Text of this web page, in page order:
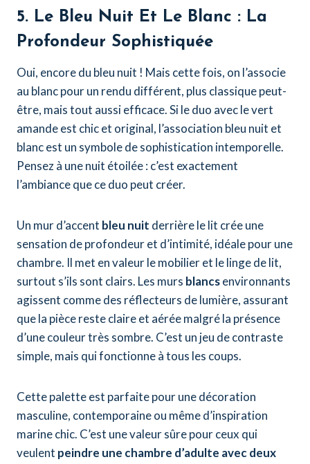
5. Le Bleu Nuit Et Le Blanc : La
Profondeur Sophistiquée
Oui, encore du bleu nuit ! Mais cette fois, on l’associe
au blanc pour un rendu différent, plus classique peut-
être, mais tout aussi efficace. Si le duo avec le vert
amande est chic et original, l’association bleu nuit et
blanc est un symbole de sophistication intemporelle.
Pensez à une nuit étoilée : c’est exactement
l’ambiance que ce duo peut créer.
Un mur d’accent bleu nuit derrière le lit crée une
sensation de profondeur et d’intimité, idéale pour une
chambre. Il met en valeur le mobilier et le linge de lit,
surtout s’ils sont clairs. Les murs blancsenvironnants
agissent comme des réflecteurs de lumière, assurant
que la pièce reste claire et aérée malgré la présence
d’une couleur très sombre. C’est un jeu de contraste
simple, mais qui fonctionne à tous les coups.
Cette palette est parfaite pour une décoration
masculine, contemporaine ou même d’inspiration
marine chic. C’est une valeur sûre pour ceux qui
veulent peindre une chambre d’adulte avec deux